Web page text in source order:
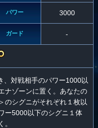
パワー 3000
ガード -
、対戦相手のパワー1000以
ナゾーンに置く。あなたの
のシグニがそれぞれ１枚以
ー5000以下のシグニ１体